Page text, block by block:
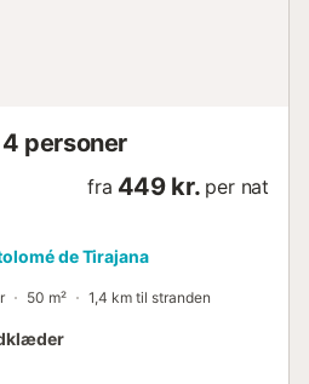
personer
fra 449 kr. per nat
de Tirajana
50 m² 1,4 km til stranden